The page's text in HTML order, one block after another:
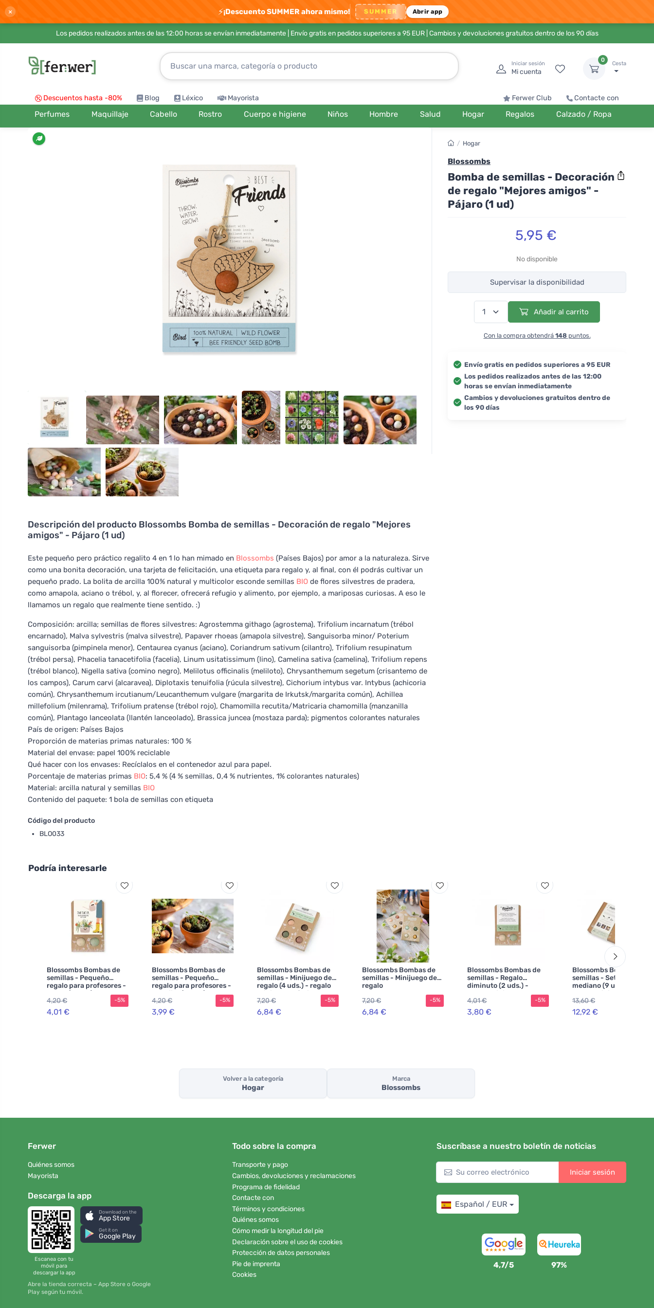
× ⚡¡Descuento SUMMER ahora mismo! SUMMER Abrir app
Los pedidos realizados antes de las 12:00 horas se envían inmediatamente | Envío gratis en pedidos superiores a 95 EUR| Cambios y devoluciones gratuitos dentro de los 90 días
Iniciar sesión
Mi cuenta
0
Cesta
Descuentos hasta -80% Blog Léxico Mayorista Ferwer Club Contacte con
Perfumes Maquillaje Cabello Rostro Cuerpo e higiene Niños Hombre Salud Hogar Regalos Calzado / Ropa
Descripción del producto Blossombs Bomba de semillas - Decoración de regalo "Mejores
amigos" - Pájaro (1 ud)
Este pequeño pero práctico regalito 4 en 1 lo han mimado en Blossombs (Países Bajos) por amor a la naturaleza. Sirve
como una bonita decoración, una tarjeta de felicitación, una etiqueta para regalo y, al final, con él podrás cultivar un
pequeño prado. La bolita de arcilla 100% natural y multicolor esconde semillas BIO de flores silvestres de pradera,
como amapola, aciano o trébol, y, al florecer, ofrecerá refugio y alimento, por ejemplo, a mariposas curiosas. A eso le
llamamos un regalo que realmente tiene sentido. :)
Composición: arcilla; semillas de flores silvestres: Agrostemma githago (agrostema), Trifolium incarnatum (trébol
encarnado), Malva sylvestris (malva silvestre), Papaver rhoeas (amapola silvestre), Sanguisorba minor/ Poterium
sanguisorba (pimpinela menor), Centaurea cyanus (aciano), Coriandrum sativum (cilantro), Trifolium resupinatum
(trébol persa), Phacelia tanacetifolia (facelia), Linum usitatissimum (lino), Camelina sativa (camelina), Trifolium repens
(trébol blanco), Nigella sativa (comino negro), Melilotus officinalis (meliloto), Chrysanthemum segetum (crisantemo de
los campos), Carum carvi (alcaravea), Diplotaxis tenuifolia (rúcula silvestre), Cichorium intybus var. Intybus (achicoria
común), Chrysanthemum ircutianum/Leucanthemum vulgare (margarita de Irkutsk/margarita común), Achillea
millefolium (milenrama), Trifolium pratense (trébol rojo), Chamomilla recutita/Matricaria chamomilla (manzanilla
común), Plantago lanceolata (llantén lanceolado), Brassica juncea (mostaza parda); pigmentos colorantes naturales
País de origen: Países Bajos
Proporción de materias primas naturales: 100 %
Material del envase: papel 100% reciclable
Qué hacer con los envases: Recíclalos en el contenedor azul para papel.
Porcentaje de materias primas BIO: 5,4 % (4 % semillas, 0,4 % nutrientes, 1% colorantes naturales)
Material: arcilla natural y semillas BIO
Contenido del paquete: 1 bola de semillas con etiqueta
Código del producto
BLO033
/ Hogar
Blossombs
Bomba de semillas - Decoración
de regalo "Mejores amigos" -
Pájaro (1 ud)
5,95 €
No disponible
Supervisar la disponibilidad
Añadir al carrito
Con la compra obtendrá 148puntos.
Envío gratis en pedidos superiores a 95 EUR
Los pedidos realizados antes de las 12:00
horas se envían inmediatamente
Cambios y devoluciones gratuitos dentro de
los 90 días
Podría interesarle
Blossombs Bombas de
semillas - Pequeño
regalo para profesores -
Flores (2 uds.)
4,20 €
4,01 €
-5%
Blossombs Bombas de
semillas - Pequeño
regalo para profesores -
Conejito (2 uds.)
4,20 €
3,99 €
-5%
Blossombs Bombas de
semillas - Minijuego de
regalo (4 uds.) - regalo
original y práctico a la
vez
7,20 €
6,84 €
-5%
Blossombs Bombas de
semillas - Minijuego de
regalo
7,20 €
6,84 €
-5%
Blossombs Bombas de
semillas - Regalo
diminuto (2 uds.) -
regalo original y
práctico a la vez
4,01 €
3,80 €
-5%
Blossombs Bombas de
semillas - Set de regalo
mediano (9 unidades) -
regalo original y
práctico a la vez
13,60 €
12,92 €
Volver a la categoría
Hogar
Marca
Blossombs
Ferwer
Quiénes somos
Mayorista
Descarga la app
Escanea con tu
móvil para
descargar la app
Download on the
App Store
Get it on
Google Play
Abre la tienda correcta – App Store o Google
Play según tu móvil.
Todo sobre la compra
Transporte y pago
Cambios, devoluciones y reclamaciones
Programa de fidelidad
Contacte con
Términos y condiciones
Quiénes somos
Cómo medir la longitud del pie
Declaración sobre el uso de cookies
Protección de datos personales
Pie de imprenta
Cookies
Suscríbase a nuestro boletín de noticias
Iniciar sesión
Español / EUR
4,7/5 97%